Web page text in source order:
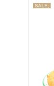
SALE: